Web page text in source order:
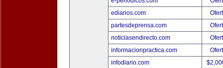
ediarios.com
partesdeprensa.com
noticiasendirecto.com
informacionpractica.com
infodiario.com